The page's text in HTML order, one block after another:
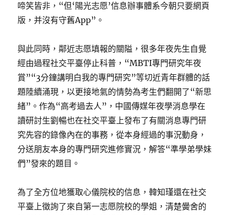
啼笑皆非，“但‘陽光志愿’信息辦事體系今朝只要網頁
版，并沒有守舊App”。
與此同時，鄰近志愿填報的關隘，很多年夜先生自覺
經由過程社交平臺停止科普，“MBTI專門研究年夜
賞”“3分鐘講明白我的專門研究”等切近青年群體的話
題陸續涌現，以更接地氣的情勢為考生們翻開了“新思
緒”。作為“高考過去人”，中國傳媒年夜學消息學在
讀研討生劉暢也在社交平臺上發布了有關消息專門研
究先容的錄像內在的事務，從本身經過的事況動身，
分送朋友本身的專門研究進修實況，解答“準學弟學妹
們”發來的題目。
為了全方位地獲取心儀院校的信息，韓知瑾還在社交
平臺上徵詢了來自第一志愿院校的學姐，清楚黌舍的